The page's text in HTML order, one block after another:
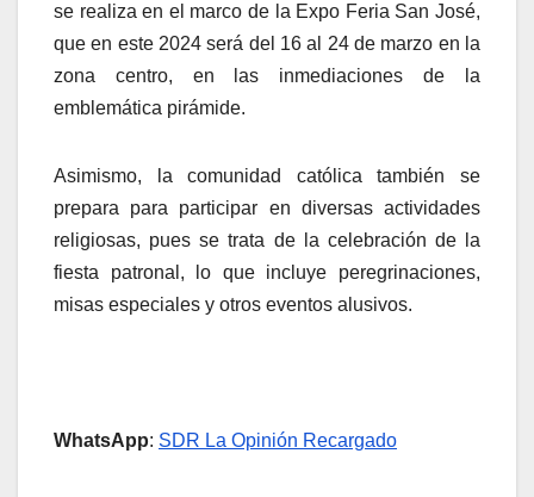
se realiza en el marco de la Expo Feria San José,
que en este 2024 será del 16 al 24 de marzo en la
zona centro, en las inmediaciones de la
emblemática pirámide.
Asimismo, la comunidad católica también se
prepara para participar en diversas actividades
religiosas, pues se trata de la celebración de la
fiesta patronal, lo que incluye peregrinaciones,
misas especiales y otros eventos alusivos.
WhatsApp: SDR La Opinión Recargado